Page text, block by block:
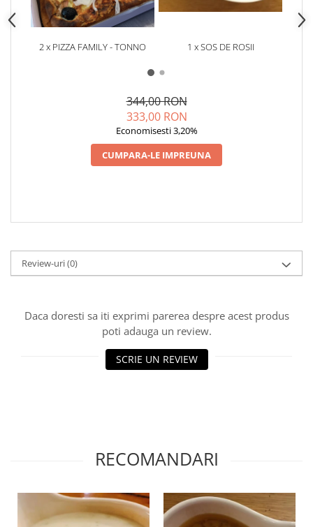
2 x PIZZA FAMILY - TONNO 1 x SOS DE ROSII
344,00 RON
333,00 RON
Economisesti 3,20%
CUMPARA-LE IMPREUNA
Review-uri(0)
Daca doresti sa iti exprimi parerea despre acest produs
poti adauga un review.
SCRIE UN REVIEW
RECOMANDARI